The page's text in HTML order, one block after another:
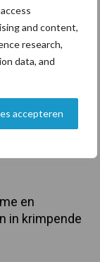
and content,
research,
data, and
accepteren
nieuws
grillig:
houden
en
in krimpende